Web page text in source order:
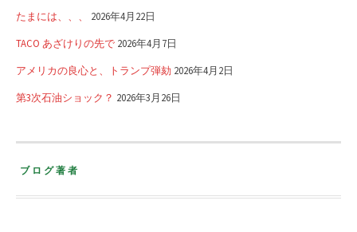
たまには、、、 2026年4月22日
TACO あざけりの先で 2026年4月7日
アメリカの良心と、トランプ弾劾 2026年4月2日
第3次石油ショック？ 2026年3月26日
ブログ著者